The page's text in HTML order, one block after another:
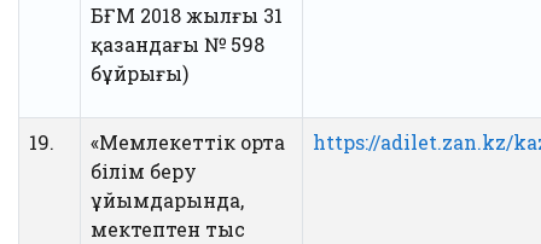
БҒМ 2018 жылғы 31
қазандағы № 598
бұйрығы)
19.
«Мемлекеттік орта
білім беру
ұйымдарында,
мектептен тыс
https://adilet.zan.kz/